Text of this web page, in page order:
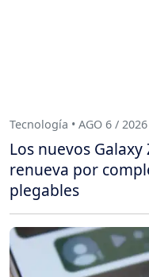
Tecnología • AGO 6 / 2026
Los nuevos
renueva por
plegables